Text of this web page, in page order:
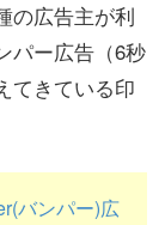
の広告主が利
パー広告（6秒
てきている印
バンパー)広